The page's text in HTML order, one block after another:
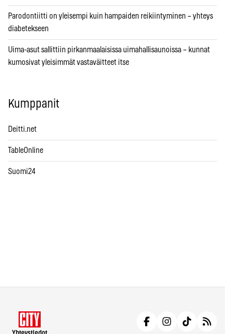
Parodontiitti on yleisempi kuin hampaiden reikiintyminen – yhteys
diabetekseen
Uima-asut sallittiin pirkanmaalaisissa uimahallisaunoissa – kunnat
kumosivat yleisimmät vastaväitteet itse
Kumppanit
Deitti.net
TableOnline
Suomi24